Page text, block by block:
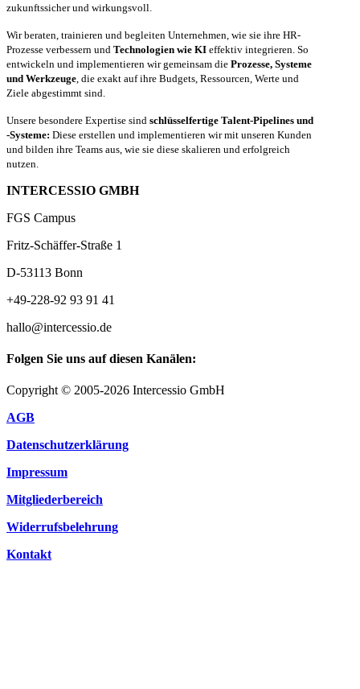
zukunftssicher und wirkungsvoll.
Wir beraten, trainieren und begleiten Unternehmen, wie sie ihre HR-
Prozesse verbessern und Technologien wie KI effektiv integrieren. So
entwickeln und implementieren wir gemeinsam die Prozesse, Systeme
und Werkzeuge , die exakt auf ihre Budgets, Ressourcen, Werte und
Ziele abgestimmt sind.
Unsere besondere Expertise sind schlüsselfertige Talent-Pipelines und
-Systeme: Diese erstellen und implementieren wir mit unseren Kunden
und bilden ihre Teams aus, wie sie diese skalieren und erfolgreich
nutzen.
INTERCESSIO GMBH
FGS Campus
Fritz-Schäffer-Straße 1
D-53113 Bonn
+49-228-92 93 91 41
hallo@intercessio.de
Folgen Sie uns auf diesen Kanälen:
Copyright © 2005-2026 Intercessio GmbH
AGB
Datenschutzerklärung
Impressum
Mitgliederbereich
Widerrufsbelehrung
Kontakt